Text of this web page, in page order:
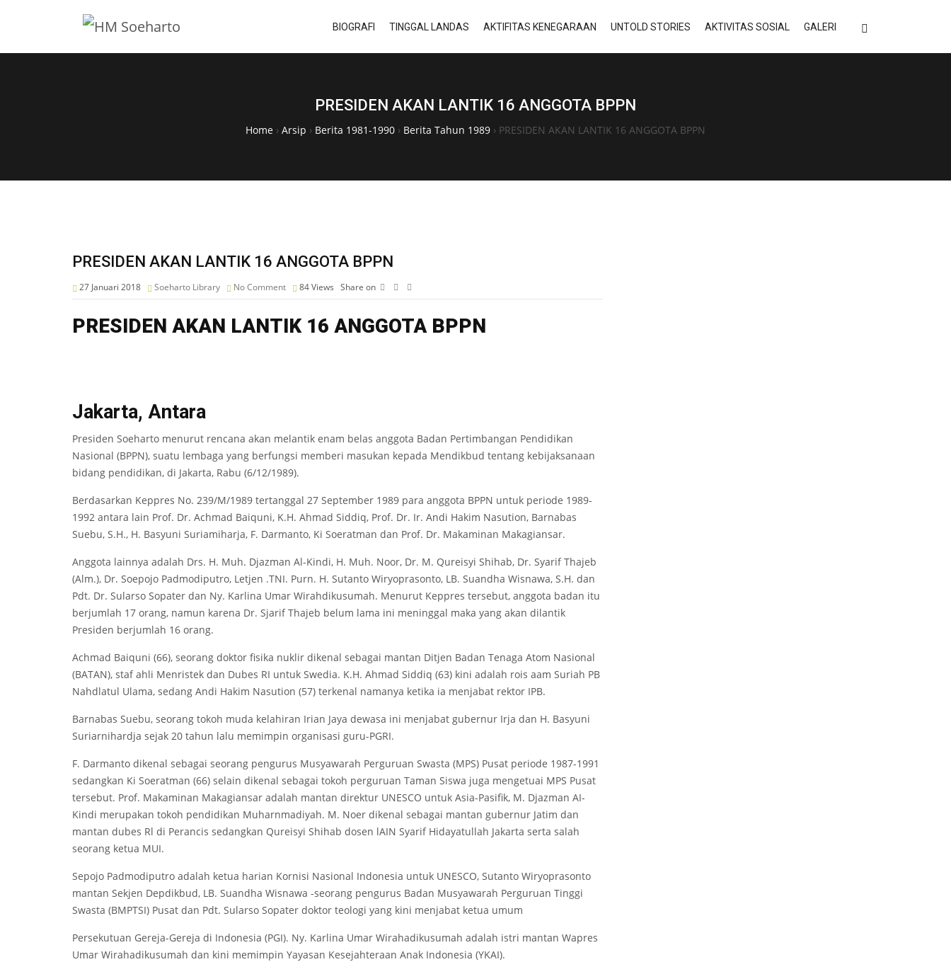
BIOGRAFI TINGGAL LANDAS AKTIFITAS KENEGARAAN UNTOLD STORIES AKTIVITAS SOSIAL GALERI
PRESIDEN AKAN LANTIK 16 ANGGOTA BPPN
Home › Arsip › Berita 1981-1990 › Berita Tahun 1989 › PRESIDEN AKAN LANTIK 16 ANGGOTA BPPN
PRESIDEN AKAN LANTIK 16 ANGGOTA BPPN
27 Januari 2018 Soeharto Library No Comment 84Views Share on
PRESIDEN AKAN LANTIK 16 ANGGOTA BPPN
Jakarta, Antara
Presiden Soeharto menurut rencana akan melantik enam belas anggota Badan Pertimbangan Pendidikan
Nasional (BPPN), suatu lembaga yang berfungsi memberi masukan kepada Mendikbud tentang kebijaksanaan
bidang pendidikan, di Jakarta, Rabu (6/12/1989).
Berdasarkan Keppres No. 239/M/1989 tertanggal 27 September 1989 para anggota BPPN untuk periode 1989-
1992 antara lain Prof. Dr. Achmad Baiquni, K.H. Ahmad Siddiq, Prof. Dr. Ir. Andi Hakim Nasution, Barnabas
Suebu, S.H., H. Basyuni Suriamiharja, F. Darmanto, Ki Soeratman dan Prof. Dr. Makaminan Makagiansar.
Anggota lainnya adalah Drs. H. Muh. Djazman Al-Kindi, H. Muh. Noor, Dr. M. Qureisyi Shihab, Dr. Syarif Thajeb
(Alm.), Dr. Soepojo Padmodiputro, Letjen .TNI. Purn. H. Sutanto Wiryoprasonto, LB. Suandha Wisnawa, S.H. dan
Pdt. Dr. Sularso Sopater dan Ny. Karlina Umar Wirahdikusumah. Menurut Keppres tersebut, anggota badan itu
berjumlah 17 orang, namun karena Dr. Sjarif Thajeb belum lama ini meninggal maka yang akan dilantik
Presiden berjumlah 16 orang.
Achmad Baiquni (66), seorang doktor fisika nuklir dikenal sebagai mantan Ditjen Badan Tenaga Atom Nasional
(BATAN), staf ahli Menristek dan Dubes RI untuk Swedia. K.H. Ahmad Siddiq (63) kini adalah rois aam Suriah PB
Nahdlatul Ulama, sedang Andi Hakim Nasution (57) terkenal namanya ketika ia menjabat rektor IPB.
Barnabas Suebu, seorang tokoh muda kelahiran Irian Jaya dewasa ini menjabat gubernur Irja dan H. Basyuni
Suriarnihardja sejak 20 tahun lalu memimpin organisasi guru-PGRI.
F. Darmanto dikenal sebagai seorang pengurus Musyawarah Perguruan Swasta (MPS) Pusat periode 1987-1991
sedangkan Ki Soeratman (66) selain dikenal sebagai tokoh perguruan Taman Siswa juga mengetuai MPS Pusat
tersebut. Prof. Makaminan Makagiansar adalah mantan direktur UNESCO untuk Asia-Pasifik, M. Djazman AI-
Kindi merupakan tokoh pendidikan Muharnmadiyah. M. Noer dikenal sebagai mantan gubernur Jatim dan
mantan dubes Rl di Perancis sedangkan Qureisyi Shihab dosen lAIN Syarif Hidayatullah Jakarta serta salah
seorang ketua MUI.
Sepojo Padmodiputro adalah ketua harian Kornisi Nasional Indonesia untuk UNESCO, Sutanto Wiryoprasonto
mantan Sekjen Depdikbud, LB. Suandha Wisnawa -seorang pengurus Badan Musyawarah Perguruan Tinggi
Swasta (BM­PTSI) Pusat dan Pdt. Sularso Sopater doktor teologi yang kini menjabat ketua umum
Persekutuan Gereja-Gereja di Indonesia (PGI). Ny. Karlina Umar Wirahadikusumah adalah istri mantan Wapres
Umar Wirahadikusumah dan kini memimpin Yayasan Kesejahteraan Anak Indonesia (YKAI).